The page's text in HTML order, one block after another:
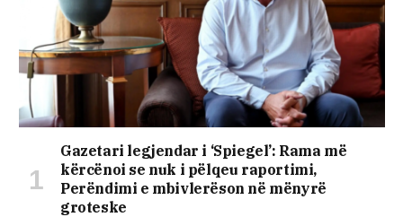
Gazetari legjendar i ‘Spiegel’: Rama më
kërcënoi se nuk i pëlqeu raportimi,
Perëndimi e mbivlerëson në mënyrë
groteske